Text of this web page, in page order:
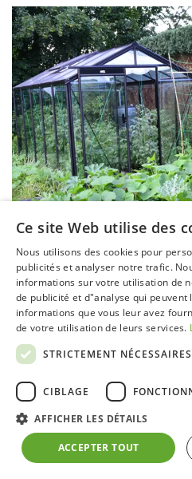
R205
Avec ses lignes épurées et
serre R205 Blackline ajoute
votre jardin ou terrasse.
haute qualité garantit non
Ce site Web utilise des
Nous utilisons des cookies pour
publicités et analyser notre trafic.
informations sur votre utilisation de
de publicité et d"analyse qui
informations que vous leur avez
de votre utilisation de leurs services.
STRICTEMENT NÉCESSAIRES
CIBLAGE
AFFICHER LES DÉTAILS
ACCEPTER TOUT